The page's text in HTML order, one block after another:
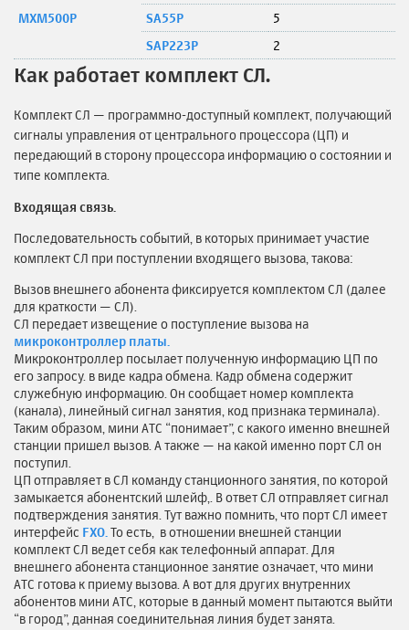
MXM500P
SA55P
5
SAP223P
2
Как работает комплект СЛ.
Комплект СЛ — программно-доступный комплект, получающий
сигналы управления от центрального процессора (ЦП) и
передающий в сторону процессора информацию о состоянии и
типе комплекта.
Входящая связь.
Последовательность событий, в которых принимает участие
комплект СЛ при поступлении входящего вызова, такова:
Вызов внешнего абонента фиксируется комплектом СЛ (далее
для краткости — СЛ).
СЛ передает извещение о поступление вызова на
микроконтроллер платы.
Микроконтроллер посылает полученную информацию ЦП по
его запросу. в виде кадра обмена. Кадр обмена содержит
служебную информацию. Он сообщает номер комплекта
(канала), линейный сигнал занятия, код признака терминала).
Таким образом, мини АТС “понимает”, с какого именно внешней
станции пришел вызов. А также — на какой именно порт СЛ он
поступил.
ЦП отправляет в СЛ команду станционного занятия, по которой
замыкается абонентский шлейф,. В ответ СЛ отправляет сигнал
подтверждения занятия. Тут важно помнить, что порт СЛ имеет
интерфейс FXO. То есть, в отношении внешней станции
комплект СЛ ведет себя как телефонный аппарат. Для
внешнего абонента станционное занятие означает, что мини
АТС готова к приему вызова. А вот для других внутренних
абонентов мини АТС, которые в данный момент пытаются выйти
“в город”, данная соединительная линия будет занята.